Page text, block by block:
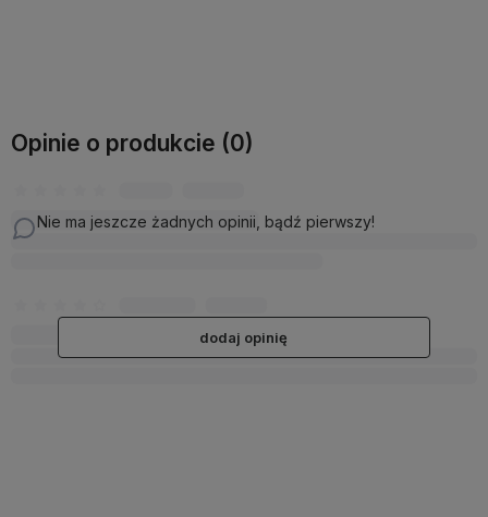
Opinie o produkcie (0)
Nie ma jeszcze żadnych opinii, bądź pierwszy!
dodaj opinię